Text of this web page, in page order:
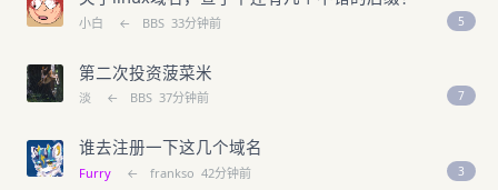
小白 ← BBS 33分钟前 5
第二次投资菠菜米
淡 ← BBS 37分钟前 7
谁去注册一下这几个域名
Furry ← frankso 42分钟前 3